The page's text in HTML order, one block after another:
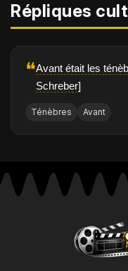
Répliques
❝Avant était les
Schreber]
Ténèbres Avant